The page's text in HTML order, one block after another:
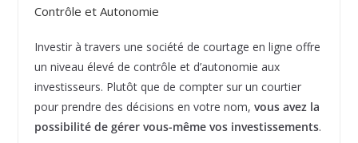
Contrôle et Autonomie
Investir à travers une société de courtage en ligne offre
un niveau élevé de contrôle et d’autonomie aux
investisseurs. Plutôt que de compter sur un courtier
pour prendre des décisions en votre nom, vous avez la
possibilité de gérer vous-même vos investissements.